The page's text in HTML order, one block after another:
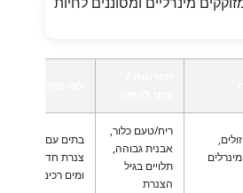
ריח/טעם כלור,
אבנית גבוהה,
תלויים בגיל
הצנרת
בתים עם
צנרת חדשה
ומים רכים